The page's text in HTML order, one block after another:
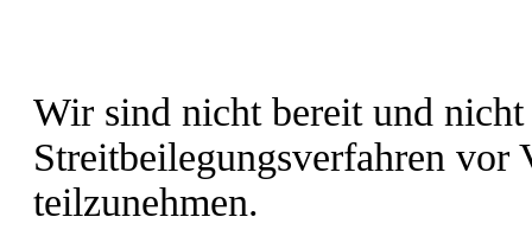
Wir sind nicht bereit und
Streitbeilegungsverfahren vor
teilzunehmen.